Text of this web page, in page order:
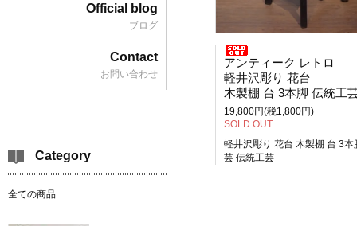
アンティーク レトロ
軽井沢彫り 花台
木製棚 台 3本脚 伝統工
19,800円(税1,800円)
SOLD OUT
軽井沢彫り 花台 木製棚 台 3本
芸 伝統工芸
Official blog
ブログ
Contact
お問い合わせ
Category
全ての商品